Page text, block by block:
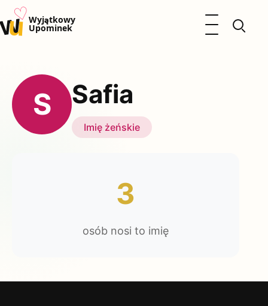
u♡Wyjątkowy
Upominek
Otwórz menu
Kalendarz Imienin
Kobieta
Okazje
Katalog prezentów
S Safia
Imię żeńskie
3
osób nosi to imię